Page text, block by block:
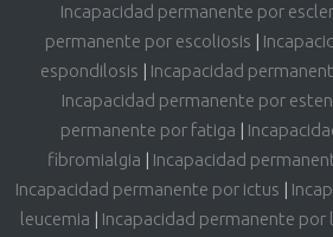
Incapacidad permanente por
permanente por escoliosis |
espondilosis | Incapacidad
Incapacidad permanente por
permanente por fatiga |
fibromialgia | Incapacidad
Incapacidad permanente por ictus |
leucemia | Incapacidad permanente por